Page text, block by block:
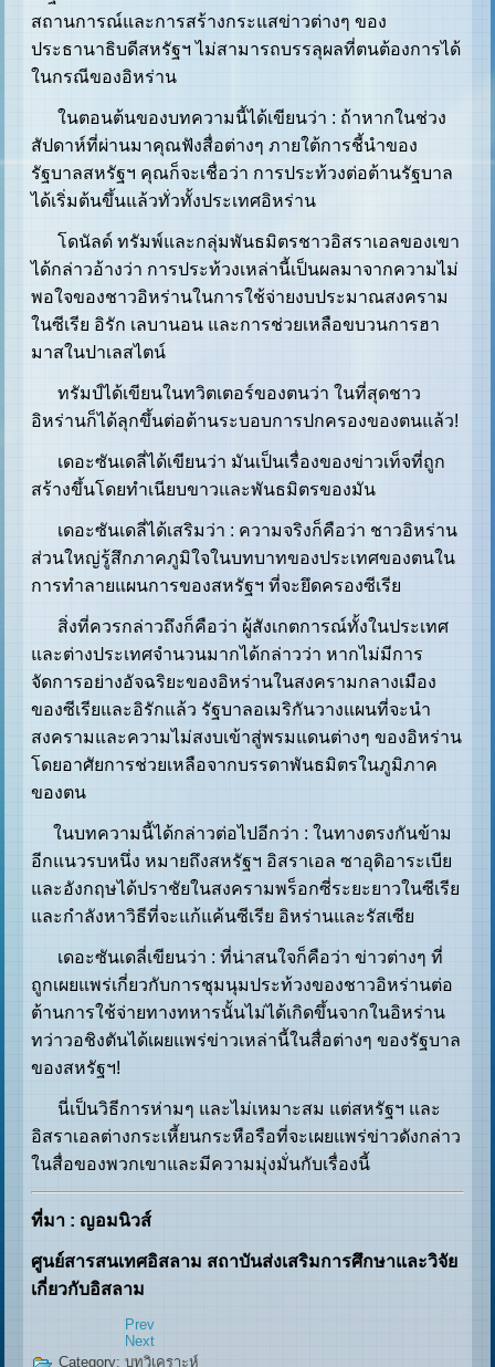
สถานการณ์และการสร้างกระแสข่าวต่างๆ ของ
ประธานาธิบดีสหรัฐฯ ไม่สามารถบรรลุผลที่ตนต้องการได้
ในกรณีของอิหร่าน
ในตอนต้นของบทความนี้ได้เขียนว่า : ถ้าหากในช่วง
สัปดาห์ที่ผ่านมาคุณฟังสื่อต่างๆ ภายใต้การชี้นำของ
รัฐบาลสหรัฐฯ คุณก็จะเชื่อว่า การประท้วงต่อต้านรัฐบาล
ได้เริ่มต้นขึ้นแล้วทั่วทั้งประเทศอิหร่าน
โดนัลด์ ทรัมพ์และกลุ่มพันธมิตรชาวอิสราเอลของเขา
ได้กล่าวอ้างว่า การประท้วงเหล่านี้เป็นผลมาจากความไม่
พอใจของชาวอิหร่านในการใช้จ่ายงบประมาณสงคราม
ในซีเรีย อิรัก เลบานอน และการช่วยเหลือขบวนการฮา
มาสในปาเลสไตน์
ทรัมป์ได้เขียนในทวิตเตอร์ของตนว่า ในที่สุดชาว
อิหร่านก็ได้ลุกขึ้นต่อต้านระบอบการปกครองของตนแล้ว!
เดอะซันเดลี่ได้เขียนว่า มันเป็นเรื่องของข่าวเท็จที่ถูก
สร้างขึ้นโดยทำเนียบขาวและพันธมิตรของมัน
เดอะซันเดลี่ได้เสริมว่า : ความจริงก็คือว่า ชาวอิหร่าน
ส่วนใหญ่รู้สึกภาคภูมิใจในบทบาทของประเทศของตนใน
การทำลายแผนการของสหรัฐฯ ที่จะยึดครองซีเรีย
สิ่งที่ควรกล่าวถึงก็คือว่า ผู้สังเกตการณ์ทั้งในประเทศ
และต่างประเทศจำนวนมากได้กล่าวว่า หากไม่มีการ
จัดการอย่างอัจฉริยะของอิหร่านในสงครามกลางเมือง
ของซีเรียและอิรักแล้ว รัฐบาลอเมริกันวางแผนที่จะนำ
สงครามและความไม่สงบเข้าสู่พรมแดนต่างๆ ของอิหร่าน
โดยอาศัยการช่วยเหลือจากบรรดาพันธมิตรในภูมิภาค
ของตน
ในบทความนี้ได้กล่าวต่อไปอีกว่า : ในทางตรงกันข้าม
อีกแนวรบหนึ่ง หมายถึงสหรัฐฯ อิสราเอล ซาอุดิอาระเบีย
และอังกฤษได้ปราชัยในสงครามพร็อกซี่ระยะยาวในซีเรีย
และกำลังหาวิธีที่จะแก้แค้นซีเรีย อิหร่านและรัสเซีย
เดอะซันเดลี่เขียนว่า : ที่น่าสนใจก็คือว่า ข่าวต่างๆ ที่
ถูกเผยแพร่เกี่ยวกับการชุมนุมประท้วงของชาวอิหร่านต่อ
ต้านการใช้จ่ายทางทหารนั้นไม่ได้เกิดขึ้นจากในอิหร่าน
ทว่าวอชิงตันได้เผยแพร่ข่าวเหล่านี้ในสื่อต่างๆ ของรัฐบาล
ของสหรัฐฯ!
นี่เป็นวิธีการห่ามๆ และไม่เหมาะสม แต่สหรัฐฯ และ
อิสราเอลต่างกระเหี้ยนกระหือรือที่จะเผยแพร่ข่าวดังกล่าว
ในสื่อของพวกเขาและมีความมุ่งมั่นกับเรื่องนี้
ที่มา : ญอมนิวส์
ศูนย์สารสนเทศอิสลาม สถาบันส่งเสริมการศึกษาและวิจัย
เกี่ยวกับอิสลาม
Prev
Next
Category:บทวิเคราะห์